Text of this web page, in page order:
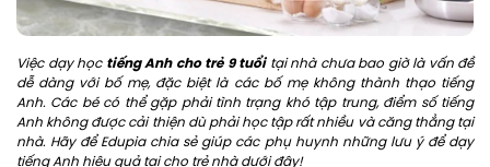
Việc dạy học tiếng Anh cho trẻ 9 tuổitại nhà chưa bao giờ là vấn đề
dễ dàng với bố mẹ, đặc biệt là các bố mẹ không thành thạo tiếng
Anh. Các bé có thể gặp phải tình trạng khó tập trung, điểm số tiếng
Anh không được cải thiện dù phải học tập rất nhiều và căng thẳng tại
nhà. Hãy để Edupia chia sẻ giúp các phụ huynh những lưu ý để dạy
tiếng Anh hiệu quả tại cho trẻ nhà dưới đây!